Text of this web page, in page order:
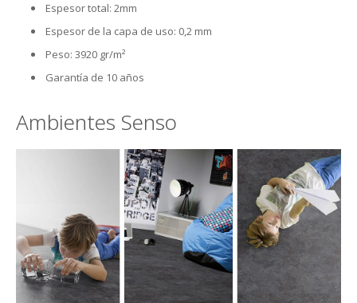
Estanterias
Purefloor
DB Cover
Provent
Finsa
Depron para paredes
Rodapié laminado
Rodapié aglomerado
Rodapié lacado
Juntas de Remate
Laminadas
PVC
Productos de mantenimiento
La Solucion
Perfiles de iluminación indirecta
Catálogos Orac
Espesor total: 2mm
Espesor de la capa de uso: 0,2 mm
Peso: 3920 gr/m²
Garantía de 10 años
Ambientes Senso